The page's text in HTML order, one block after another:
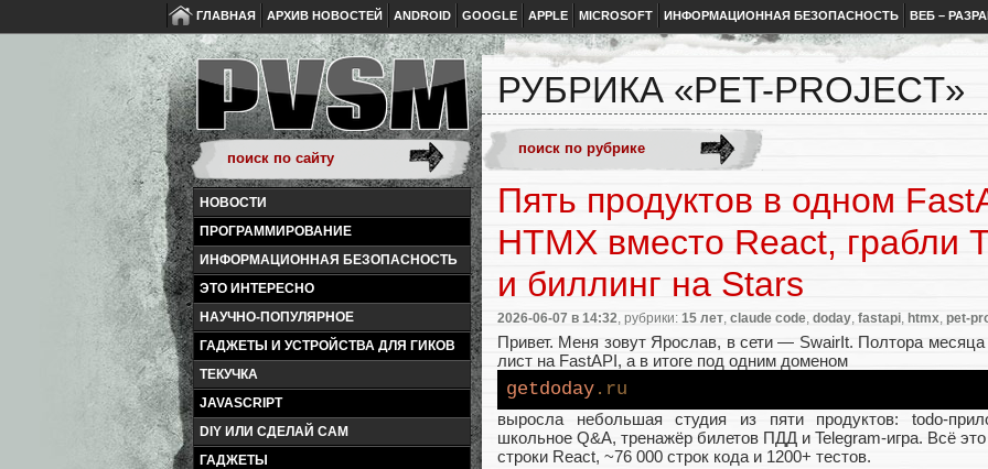
ГЛАВНАЯ АРХИВ НОВОСТЕЙ ANDROID GOOGLE APPLE MICROSOFT ИНФОРМАЦИОННАЯ БЕЗОПАСНОСТЬ ВЕБ –
НОВОСТИ
ПРОГРАММИРОВАНИЕ
ИНФОРМАЦИОННАЯ БЕЗОПАСНОСТЬ
ЭТО ИНТЕРЕСНО
НАУЧНО-ПОПУЛЯРНОЕ
ГАДЖЕТЫ И УСТРОЙСТВА ДЛЯ ГИКОВ
ТЕКУЧКА
JAVASCRIPT
DIY ИЛИ СДЕЛАЙ САМ
ГАДЖЕТЫ
РУБРИКА «PET-PROJECT»
Пять продуктов в одном
HTMX вместо React, грабли
и биллинг на Stars
2026-06-07 в 14:32 , рубрики: 15 лет claude code doday fastapi htmx pet-
Привет. Меня зовут Ярослав, в сети — SwairIt. Полтора
лист на FastAPI, а в итоге под одним доменом
getdoday .ru
выросла небольшая студия из пяти продуктов: todo-
школьное Q&A, тренажёр билетов ПДД и Telegram-игра. Всё
строки React, ~76 000 строк кода и 1200+ тестов.